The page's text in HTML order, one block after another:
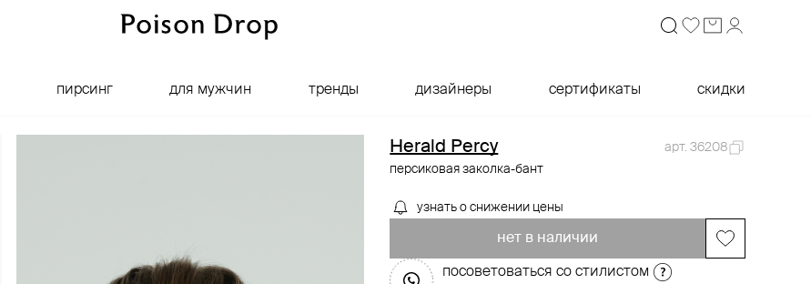
пирсинг для мужчин тренды дизайнеры сертификаты скидки
Herald Percy
арт. 36208
персиковая заколка-бант
узнать о снижении цены
нет в наличии
посоветоваться со стилистом